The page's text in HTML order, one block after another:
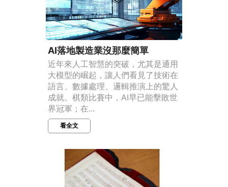
AI落地製造業沒那麼簡單
近年來人工智慧的突破，尤其是通用
大模型的崛起，讓人們看見了技術在
語言、數據處理、邏輯推演上的驚人
成就。棋類比賽中，AI早已能擊敗世
界冠軍；在...
看全文